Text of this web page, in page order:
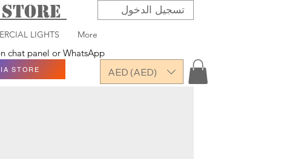
LIGHTS More
تسجيل الدخول
chat panel or WhatsApp
STORE AED (AED)